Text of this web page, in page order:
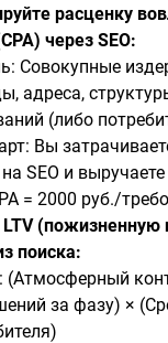
расценку
через SEO:
Совокупные
адреса,
(либо
Вы
SEO и
= 2000 руб./
LTV (пожизненную
поиска:
(Атмосферный
за фазу) ×